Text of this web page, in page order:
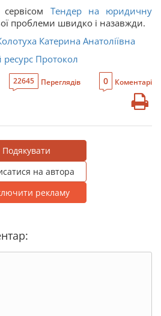
Тендер на юридичну
проблеми швидко і назавжди.
Катерина Анатоліївна
Протокол
22645 Переглядів 0 Коментарі
Подякувати
на автора
рекламу